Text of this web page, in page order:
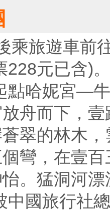
乘旅遊車前
228元已含)
點哈妮宮—
舟而下，
翠的林木
彎，在壹
。猛洞河
中國旅行社